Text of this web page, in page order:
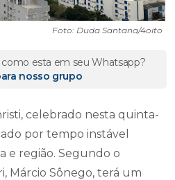
Foto: Duda Santana/4oito
esta em seu Whatsapp?
nosso grupo
celebrado nesta quinta-
por tempo instável
e região. Segundo o
Márcio Sônego, terá um